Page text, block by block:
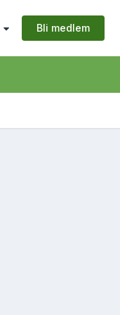
Bli medlem